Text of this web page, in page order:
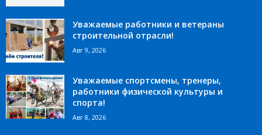
Уважаемые работники и ветераны
строительной отрасли!
Авг 9, 2026
Уважаемые спортсмены, тренеры,
работники физической культуры и
спорта!
Авг 8, 2026